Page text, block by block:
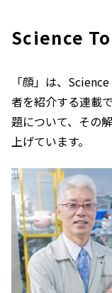
Science
「顔」は、
者を紹介する連載
題について、その
上げています。